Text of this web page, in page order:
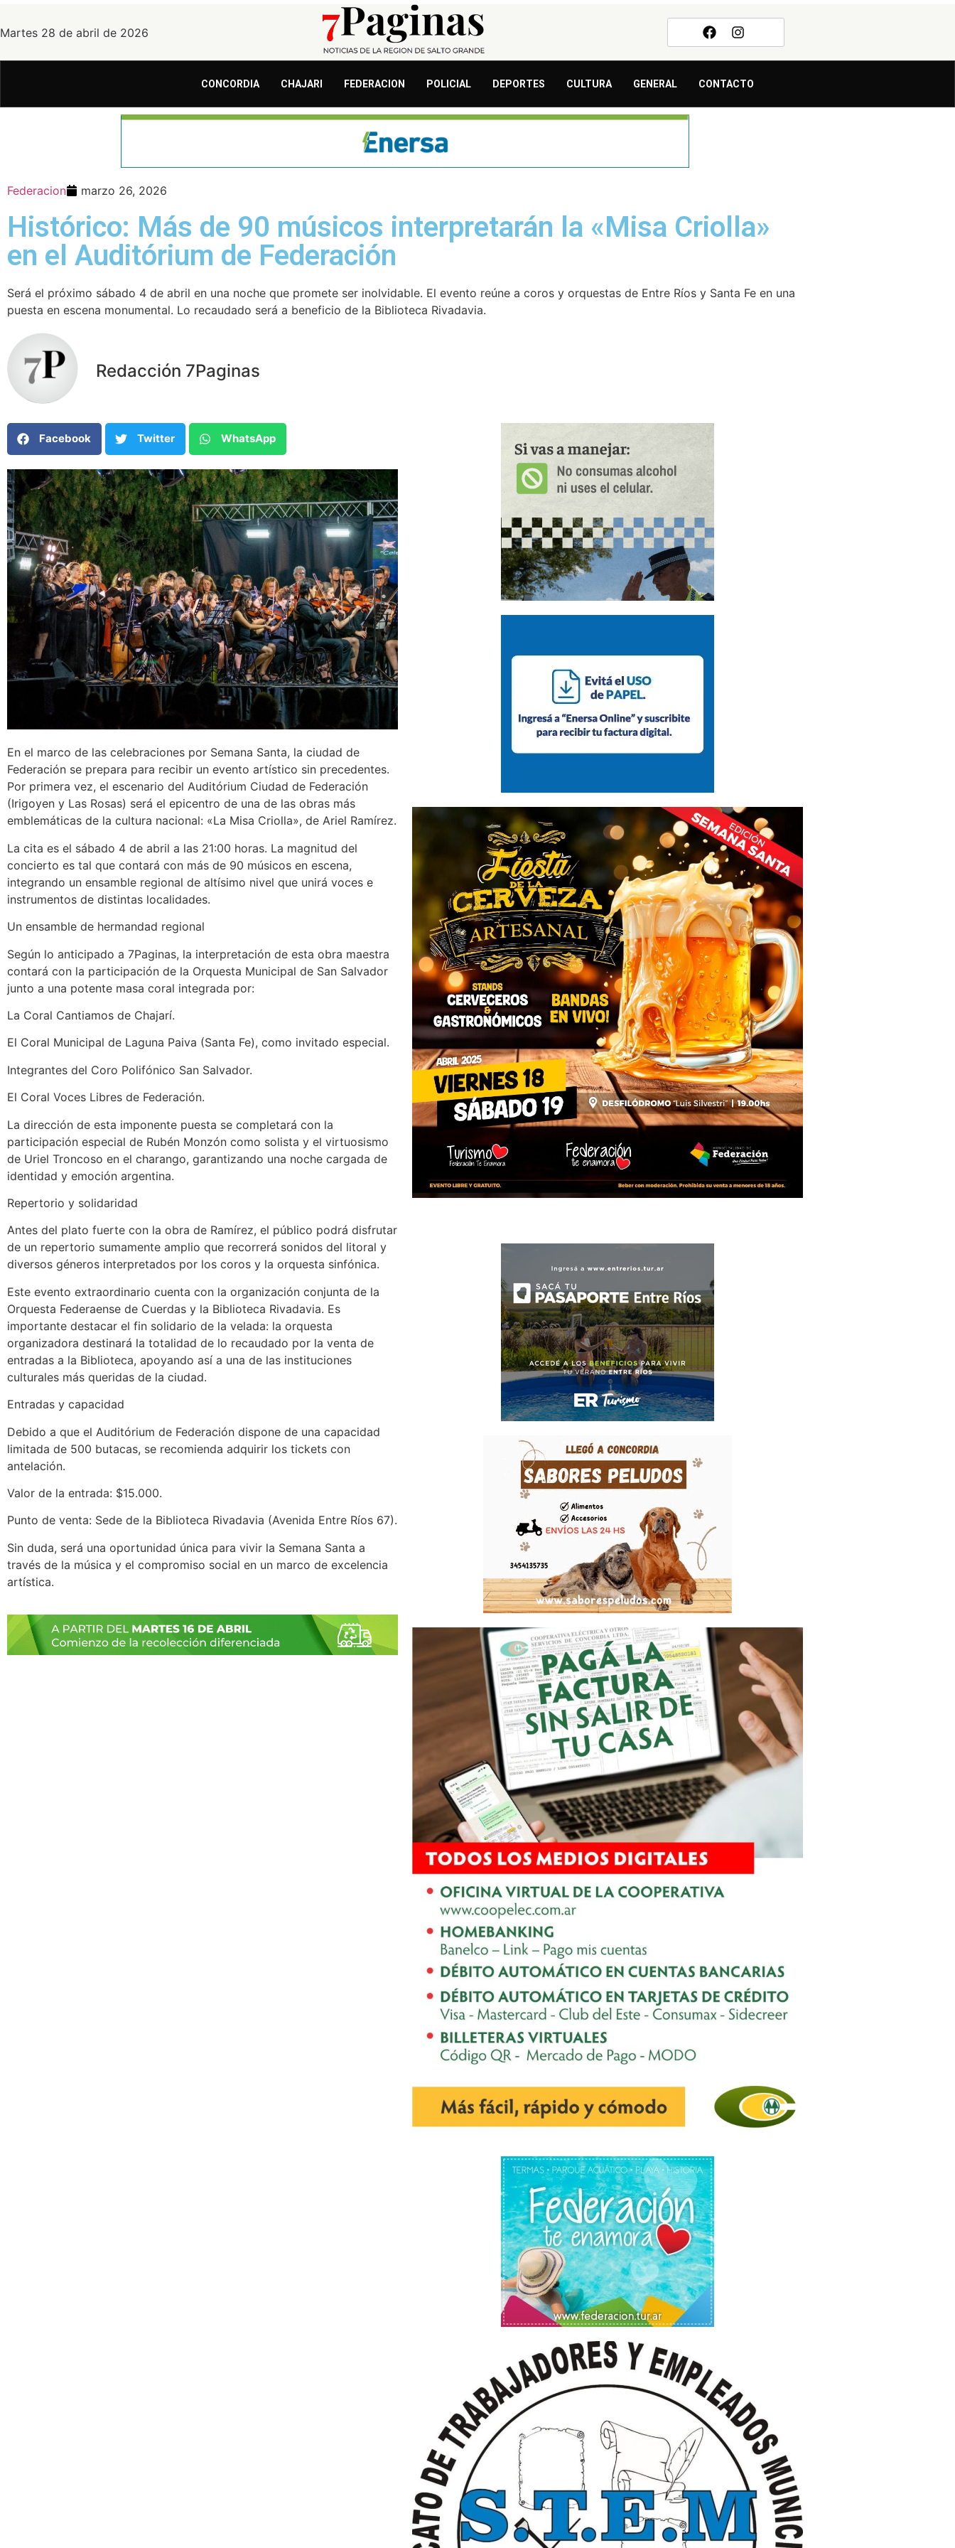
Martes 28 de abril de 2026
CONCORDIA CHAJARI FEDERACION POLICIAL DEPORTES CULTURA GENERAL CONTACTO
Federacion marzo 26, 2026
Histórico: Más de 90 músicos interpretarán la «Misa Criolla»
en el Auditórium de Federación
Será el próximo sábado 4 de abril en una noche que promete ser inolvidable. El evento reúne a coros y orquestas de Entre Ríos y Santa Fe en una
puesta en escena monumental. Lo recaudado será a beneficio de la Biblioteca Rivadavia.
Redacción 7Paginas
Facebook Twitter WhatsApp
En el marco de las celebraciones por Semana Santa, la ciudad de
Federación se prepara para recibir un evento artístico sin precedentes.
Por primera vez, el escenario del Auditórium Ciudad de Federación
(Irigoyen y Las Rosas) será el epicentro de una de las obras más
emblemáticas de la cultura nacional: «La Misa Criolla», de Ariel Ramírez.
La cita es el sábado 4 de abril a las 21:00 horas. La magnitud del
concierto es tal que contará con más de 90 músicos en escena,
integrando un ensamble regional de altísimo nivel que unirá voces e
instrumentos de distintas localidades.
Un ensamble de hermandad regional
Según lo anticipado a 7Paginas, la interpretación de esta obra maestra
contará con la participación de la Orquesta Municipal de San Salvador
junto a una potente masa coral integrada por:
La Coral Cantiamos de Chajarí.
El Coral Municipal de Laguna Paiva (Santa Fe), como invitado especial.
Integrantes del Coro Polifónico San Salvador.
El Coral Voces Libres de Federación.
La dirección de esta imponente puesta se completará con la
participación especial de Rubén Monzón como solista y el virtuosismo
de Uriel Troncoso en el charango, garantizando una noche cargada de
identidad y emoción argentina.
Repertorio y solidaridad
Antes del plato fuerte con la obra de Ramírez, el público podrá disfrutar
de un repertorio sumamente amplio que recorrerá sonidos del litoral y
diversos géneros interpretados por los coros y la orquesta sinfónica.
Este evento extraordinario cuenta con la organización conjunta de la
Orquesta Federaense de Cuerdas y la Biblioteca Rivadavia. Es
importante destacar el fin solidario de la velada: la orquesta
organizadora destinará la totalidad de lo recaudado por la venta de
entradas a la Biblioteca, apoyando así a una de las instituciones
culturales más queridas de la ciudad.
Entradas y capacidad
Debido a que el Auditórium de Federación dispone de una capacidad
limitada de 500 butacas, se recomienda adquirir los tickets con
antelación.
Valor de la entrada: $15.000.
Punto de venta: Sede de la Biblioteca Rivadavia (Avenida Entre Ríos 67).
Sin duda, será una oportunidad única para vivir la Semana Santa a
través de la música y el compromiso social en un marco de excelencia
artística.